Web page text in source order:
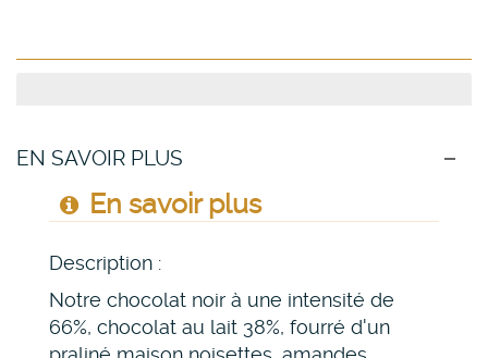
EN SAVOIR PLUS
En savoir plus
Description :
Notre chocolat noir à une intensité de
66%, chocolat au lait 38%, fourré d'un